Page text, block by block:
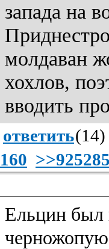
запада на
молдаван
хохлов,
вводить
ответить(14)
Ельцин был